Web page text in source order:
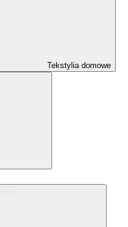
Tekstylia domowe